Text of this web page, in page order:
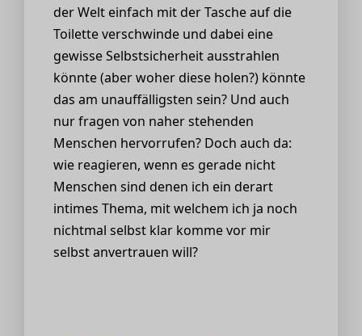
der Welt einfach mit der Tasche auf die
Toilette verschwinde und dabei eine
gewisse Selbstsicherheit ausstrahlen
könnte (aber woher diese holen?) könnte
das am unauffälligsten sein? Und auch
nur fragen von naher stehenden
Menschen hervorrufen? Doch auch da:
wie reagieren, wenn es gerade nicht
Menschen sind denen ich ein derart
intimes Thema, mit welchem ich ja noch
nichtmal selbst klar komme vor mir
selbst anvertrauen will?